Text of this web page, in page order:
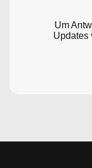
Um
Updates